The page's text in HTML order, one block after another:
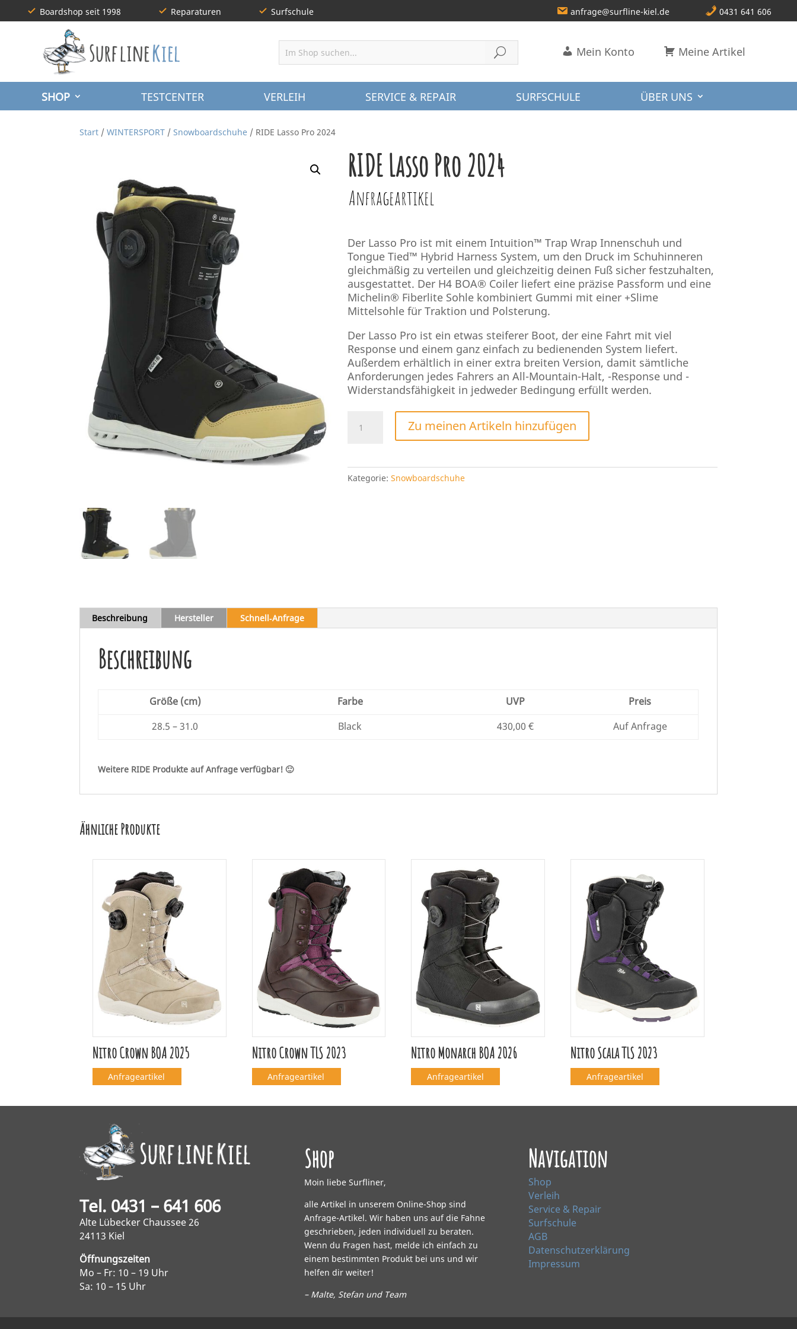
Boardshop seit 1998 Reparaturen Surfschule 0431 641 606
anfrage@surfline-kiel.de
Meine Artikel
Mein Konto
SHOP TESTCENTER VERLEIH SERVICE & REPAIR SURFSCHULE ÜBER UNS
Start /WINTERSPORT /Snowboardschuhe / RIDE Lasso Pro 2024
RIDE Lasso Pro 2024
Anfrageartikel
Der Lasso Pro ist mit einem Intuition™ Trap Wrap Innenschuh und
Tongue Tied™ Hybrid Harness System, um den Druck im Schuhinneren
gleichmäßig zu verteilen und gleichzeitig deinen Fuß sicher festzuhalten,
ausgestattet. Der H4 BOA® Coiler liefert eine präzise Passform und eine
Michelin® Fiberlite Sohle kombiniert Gummi mit einer +Slime
Mittelsohle für Traktion und Polsterung.
Der Lasso Pro ist ein etwas steiferer Boot, der eine Fahrt mit viel
Response und einem ganz einfach zu bedienenden System liefert.
Außerdem erhältlich in einer extra breiten Version, damit sämtliche
Anforderungen jedes Fahrers an All-Mountain-Halt, -Response und -
Widerstandsfähigkeit in jedweder Bedingung erfüllt werden.
Lasso
Zu meinen Artikeln hinzufügen
Kategorie: Snowboardschuhe
Beschreibung Hersteller Schnell‑Anfrage
Beschreibung
Größe (cm) Farbe UVP
Preis
28.5 – 31.0
Black 430,00 € Auf Anfrage
Weitere RIDE Produkte auf Anfrage verfügbar! 🙂
Ähnliche Produkte
Nitro Crown BOA 2025
Anfrageartikel
Nitro Crown TLS 2023
Anfrageartikel
Nitro Monarch BOA 2026
Anfrageartikel
Nitro Scala TLS 2023
Anfrageartikel
Tel. 0431 – 641 606
Alte Lübecker Chaussee 26
24113 Kiel
Öffnungszeiten
Mo – Fr: 10 – 19 Uhr
Sa: 10 – 15 Uhr
Shop
Moin liebe Surfliner,
alle Artikel in unserem Online-Shop sind
Anfrage-Artikel. Wir haben uns auf die Fahne
geschrieben, jeden individuell zu beraten.
Wenn du Fragen hast, melde ich einfach zu
einem bestimmten Produkt bei uns und wir
helfen dir weiter!
– Malte, Stefan und Team
Navigation
Shop
Verleih
Service & Repair
Surfschule
AGB
Datenschutzerklärung
Impressum